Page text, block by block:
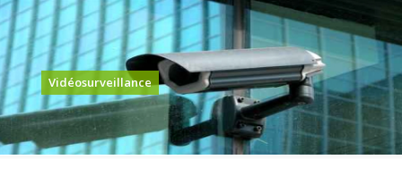
Vidéosurveillance